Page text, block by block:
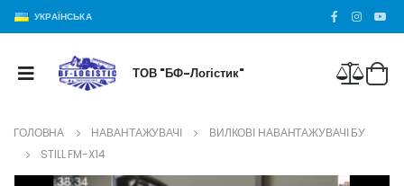
УКРАЇНСЬКА
ТОВ "БФ-Логістик"
ГОЛОВНА НАВАНТАЖУВАЧІ
ВИЛКОВІ НАВАНТАЖУВАЧІ БУ
STILL FM-X14